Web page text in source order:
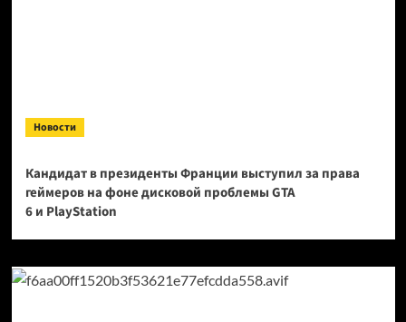
Новости
Кандидат в президенты Франции выступил за права
геймеров на фоне дисковой проблемы GTA
6 и PlayStation